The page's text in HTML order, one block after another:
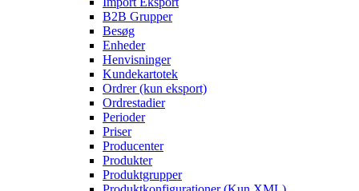
B2B Grupper
Besøg
Enheder
Henvisninger
Kundekartotek
Ordrer (kun eksport)
Ordrestadier
Perioder
Priser
Producenter
Produkter
Produktgrupper